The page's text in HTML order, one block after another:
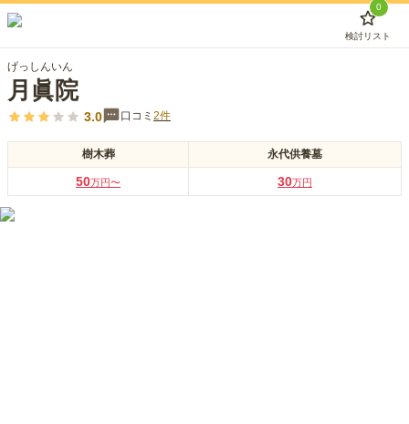
0
検討リスト
げっしんいん
月眞院
3.0 口コミ 2件
樹木葬 永代供養墓
50万円〜 30万円